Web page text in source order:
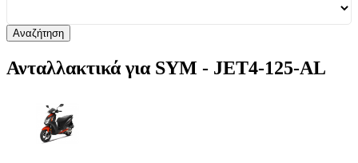
Αναζήτηση
Ανταλλακτικά για SYM - JET4-125-AL